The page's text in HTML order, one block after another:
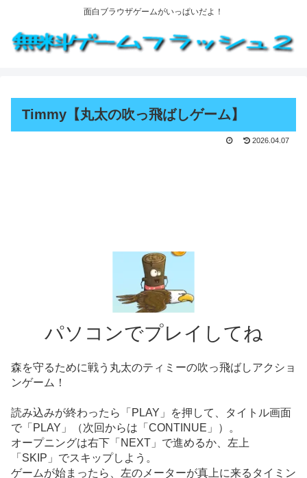
面白ブラウザゲームがいっぱいだよ！
Timmy【丸太の吹っ飛ばしゲーム】
2026.04.07
パソコンでプレイしてね
森を守るために戦う丸太のティミーの吹っ飛ばしアクショ
ンゲーム！
読み込みが終わったら「PLAY」を押して、タイトル画面
で「PLAY」（次回からは「CONTINUE」）。
オープニングは右下「NEXT」で進めるか、左上
「SKIP」でスキップしよう。
ゲームが始まったら、左のメーターが真上に来るタイミン